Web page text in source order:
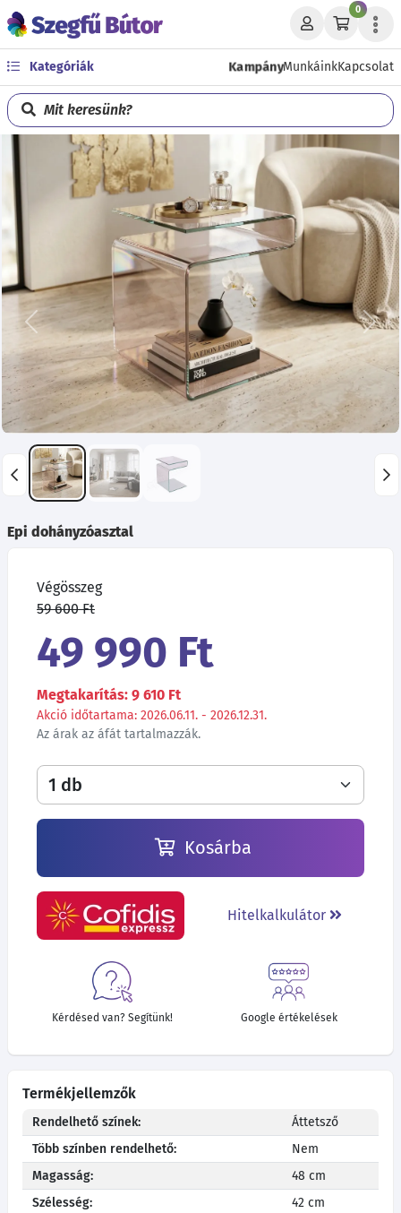
0
Kategóriák KampányMunkáinkKapcsolat
Mit keresünk?
Előző
Epi dohányzóasztal
Végösszeg
59 600 Ft
49 990 Ft
Megtakarítás: 9 610 Ft
Akció időtartama: 2026.06.11. - 2026.12.31.
Az árak az áfát tartalmazzák.
Kosárba
Hitelkalkulátor
Kérdésed van? Segítünk! Google értékelések
Termékjellemzők
Rendelhető színek:
Áttetsző
Több színben rendelhető:
Nem
Magasság:
48 cm
Szélesség:
42 cm